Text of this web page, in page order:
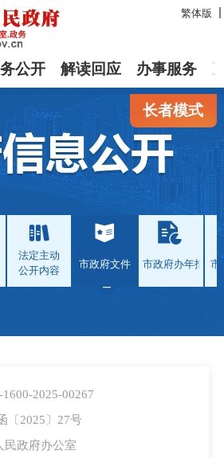
繁体版
公开 解读回应 办事服务
长者模式
法定主动
公开内容
市政府文件 市政府办年报 市
2025-00267
〔2025〕27号
民政府办公室